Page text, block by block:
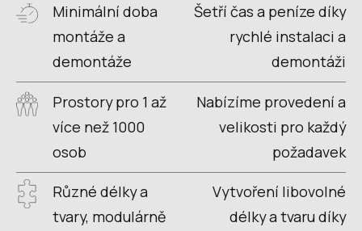
Minimální doba
montáže a
demontáže
Šetří čas a peníze díky
rychlé instalaci a
demontáži
Prostory pro 1 až
více než 1000
osob
Nabízíme provedení a
velikosti pro každý
požadavek
Různé délky a
tvary, modulárně
Vytvoření libovolné
délky a tvaru díky